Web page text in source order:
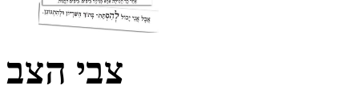
צבי הצב